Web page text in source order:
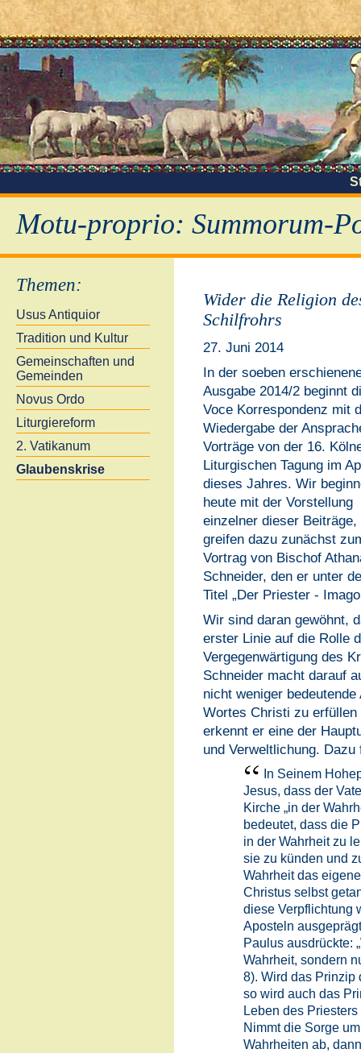
Motu-proprio: Summorum-
Themen:
Usus Antiquior
Tradition und Kultur
Gemeinschaften und
Gemeinden
Novus Ordo
Liturgiereform
2. Vatikanum
Glaubenskrise
Wider die Religion
Schilfrohrs
27. Juni 2014
In der soeben
Ausgabe 2014/2 beginnt
Voce Korrespondenz mit
Wiedergabe der
Vorträge von der 16.
Liturgischen Tagung im
dieses Jahres. Wir
heute mit der Vorstellung
einzelner dieser Beiträge,
greifen dazu zunächst
Vortrag von Bischof
Schneider, den er unter
Titel „Der Priester -
Wir sind daran gewöhnt,
erster Linie auf die Rolle
Vergegenwärtigung des
Schneider macht darauf
nicht weniger
Wortes Christi zu
erkennt er eine der
und Verweltlichung.
In Seinem
Jesus, dass der
Kirche „in der
bedeutet, dass die
in der Wahrheit zu
sie zu künden und
Wahrheit das
Christus selbst
diese Verpflichtung
Aposteln
Paulus ausdrückte:
Wahrheit, sondern
8). Wird das Prinzip
so wird auch das
Leben des
Nimmt die Sorge
Wahrheiten ab,